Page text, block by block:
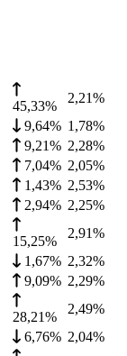
45,33%
2,21%
9,64% 1,78%
9,21% 2,28%
7,04% 2,05%
1,43% 2,53%
2,94% 2,25%
15,25%
2,91%
1,67% 2,32%
9,09% 2,29%
28,21%
2,49%
6,76% 2,04%